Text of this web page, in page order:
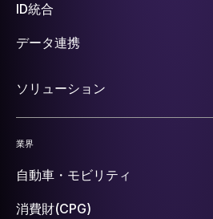
ID統合
データ連携
ソリューション
業界
自動車・モビリティ
消費財(CPG)